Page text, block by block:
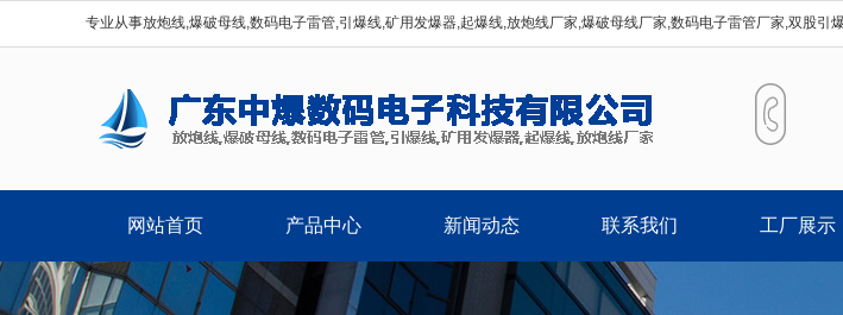
专业从事放炮线,爆破母线,数码电子雷管,引爆线,矿用发爆器,起爆线,放炮线厂家,爆破母线厂家,数码电子雷管厂家,双股引
网站首页 产品中心 新闻动态 联系我们 工厂展示